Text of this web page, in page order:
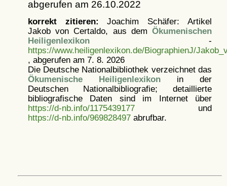
abgerufen am 26.10.2022
korrekt zitieren: Joachim Schäfer: Artikel
Jakob von Certaldo, aus dem Ökumenischen
Heiligenlexikon-
https://www.heiligenlexikon.de/BiographienJ/
, abgerufen am 7. 8. 2026
Die Deutsche Nationalbibliothek verzeichnet das
Ökumenische Heiligenlexikonin der
Deutschen Nationalbibliografie; detaillierte
bibliografische Daten sind im Internet über
https://d-nb.info/1175439177und
https://d-nb.info/969828497abrufbar.